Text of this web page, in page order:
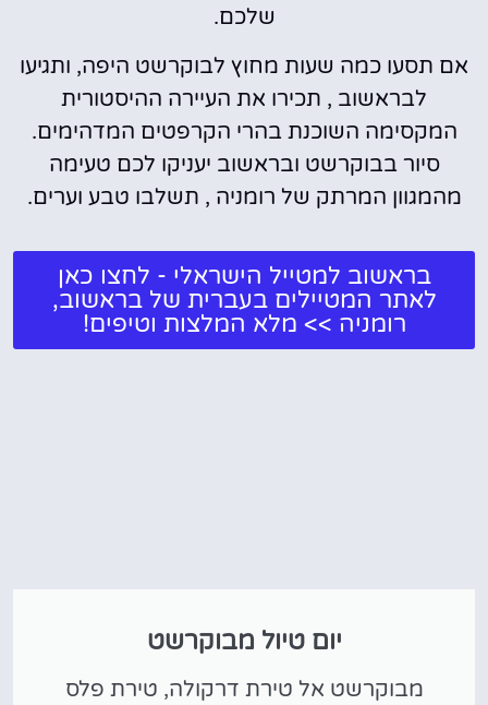
שלכם.
אם תסעו כמה שעות מחוץ לבוקרשט היפה, ותגיעו
לבראשוב , תכירו את העיירה ההיסטורית
המקסימה השוכנת בהרי הקרפטים המדהימים.
סיור בבוקרשט ובראשוב יעניקו לכם טעימה
מהמגוון המרתק של רומניה , תשלבו טבע וערים.
בראשוב למטייל הישראלי - לחצו כאן
לאתר המטיילים בעברית של בראשוב,
רומניה >> מלא המלצות וטיפים!
יום טיול מבוקרשט
מבוקרשט אל טירת דרקולה, טירת פלס